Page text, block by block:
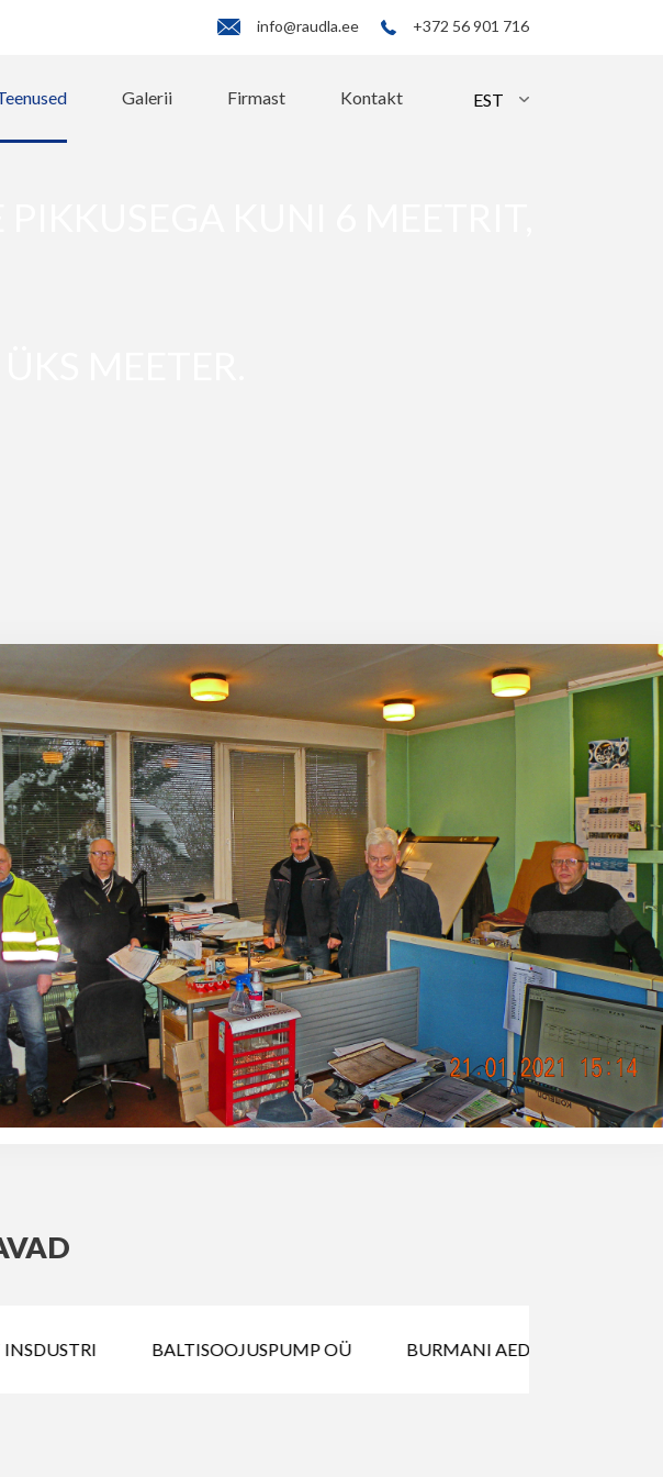
+372 56 901 716
info@raudla.ee
Galerii Firmast Kontakt
KUNI 6 MEETRIT,
MEETER.
BALTISOOJUSPUMP OÜ BURMANI AED OÜ